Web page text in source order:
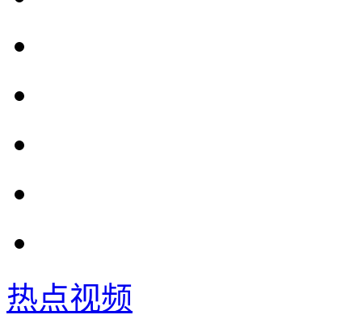
热点视频